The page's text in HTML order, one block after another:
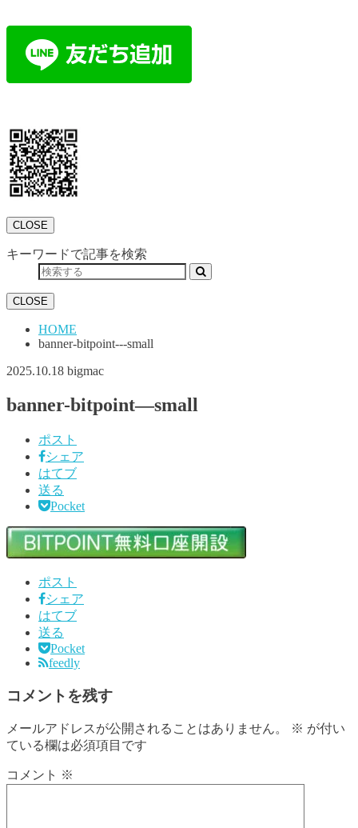
CLOSE
キーワードで記事を検索
CLOSE
HOME
banner-bitpoint---small
2025.10.18 bigmac
banner-bitpoint—small
ポスト
シェア
はてブ
送る
Pocket
ポスト
シェア
はてブ
送る
Pocket
feedly
コメントを残す
メールアドレスが公開されることはありません。 ※ が付い
ている欄は必須項目です
コメント ※